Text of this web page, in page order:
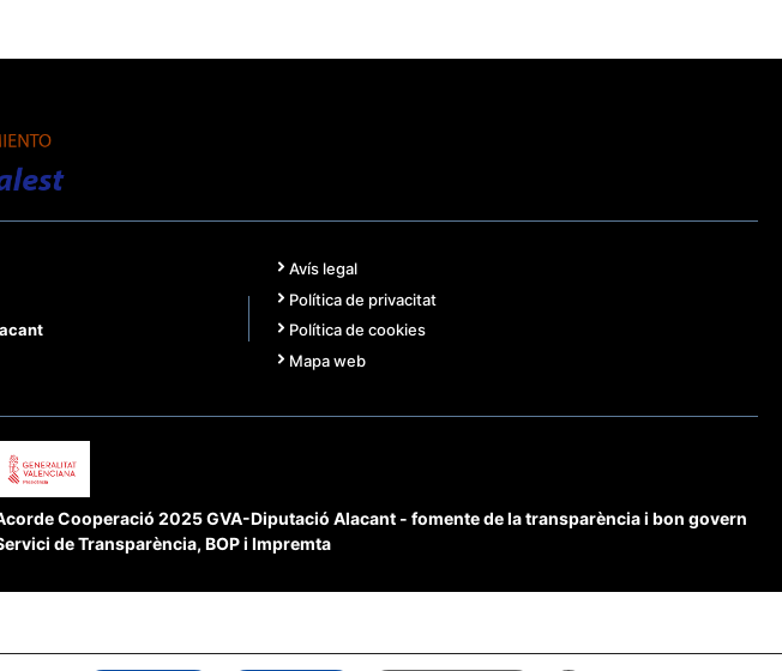
Avís legal
Política de privacitat
Política de cookies
Mapa web
Cooperació 2025 GVA-Diputació Alacant - fomente de la transparència i bon govern
de Transparència, BOP i Impremta